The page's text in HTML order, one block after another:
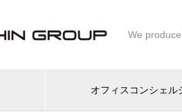
We
オフィスコンシェル